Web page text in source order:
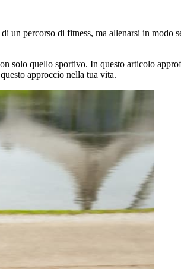
un percorso di fitness, ma allenarsi in modo
solo quello sportivo. In questo articolo
approccio nella tua vita.